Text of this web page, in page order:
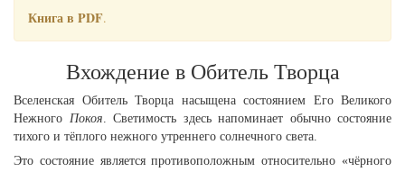
Книга в PDF.
Вхождение в Обитель Творца
Вселенская Обитель Творца насыщена состоянием Его Великого
Нежного Покоя. Светимость здесь напоминает обычно состояние
тихого и тёплого нежного утреннего солнечного света.
Это состояние является противоположным относительно «чёрного